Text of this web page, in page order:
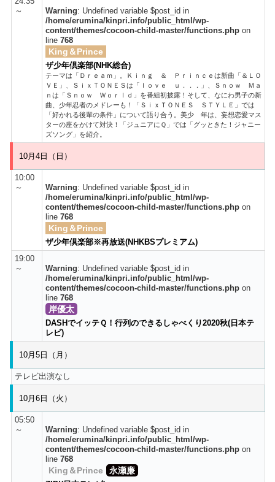
～
Warning: Undefined variable $post_id in
/home/erumina/kinpri.info/public_html/wp-
content/themes/cocoon-child-master/functions.php on
line 768
King＆Prince
ザ少年倶楽部(NHK総合)
テーマは「Ｄｒｅａｍ」。Ｋｉｎｇ ＆ Ｐｒｉｎｃｅは新曲「＆ＬＯ
ＶＥ」、ＳｉｘＴＯＮＥＳは「ｌｏｖｅ ｕ．．．」、Ｓｎｏｗ Ｍａ
ｎは「Ｓｎｏｗ Ｗｏｒｌｄ」を番組初披露！そして、なにわ男子の新
曲、少年忍者のメドレーも！「ＳｉｘＴＯＮＥＳ ＳＴＹＬＥ」では
「好かれる後輩の条件」について語り合う。美少 年は、妄想恋愛マス
ターの座をかけて対決！「ジュニアにＱ」では「グッときた！ジャニー
ズソング」を紹介。
10月4日（日）
10:00
～
Warning: Undefined variable $post_id in
/home/erumina/kinpri.info/public_html/wp-
content/themes/cocoon-child-master/functions.php on
line 768
King＆Prince
ザ少年倶楽部※再放送(NHKBSプレミアム)
19:00
～
Warning: Undefined variable $post_id in
/home/erumina/kinpri.info/public_html/wp-
content/themes/cocoon-child-master/functions.php on
line 768
岸優太
DASHでイッテＱ！行列のできるしゃべくり2020秋(日本テ
レビ)
10月5日（月）
テレビ出演なし
10月6日（火）
05:50
～
Warning: Undefined variable $post_id in
/home/erumina/kinpri.info/public_html/wp-
content/themes/cocoon-child-master/functions.php on
line 768
King＆Prince 永瀬廉